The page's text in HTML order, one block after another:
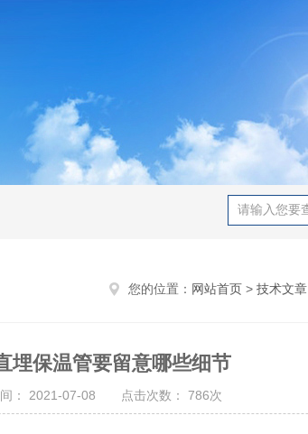
您的位置： 网站首页 > 技术文章
埋保温管要留意哪些细节
间： 2021-07-08 点击次数： 786次